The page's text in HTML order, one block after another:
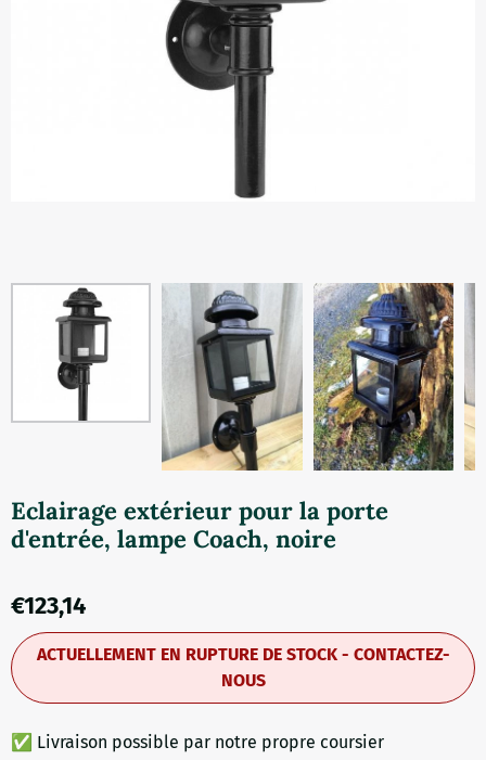
Eclairage extérieur pour la porte
d'entrée, lampe Coach, noire
€123,14
ACTUELLEMENT EN RUPTURE DE STOCK - CONTACTEZ-
NOUS
✅ Livraison possible par notre propre coursier